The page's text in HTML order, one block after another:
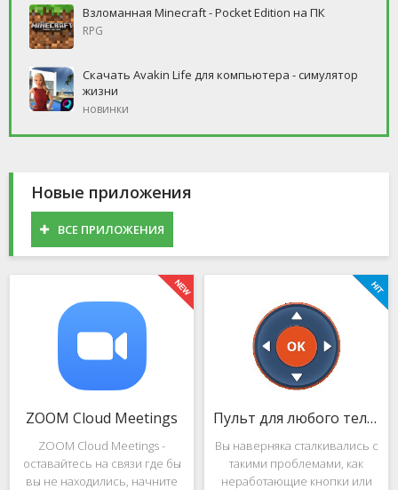
Взломанная Minecraft - Pocket Edition на ПК
RPG
Скачать Avakin Life для компьютера - симулятор
жизни
новинки
Новые приложения
ВСЕ ПРИЛОЖЕНИЯ
ZOOM Cloud Meetings
ZOOM Cloud Meetings -
оставайтесь на связи где бы
вы не находились, начните
Пульт для любого телевизора
Вы наверняка сталкивались с
такими проблемами, как
неработающие кнопки или